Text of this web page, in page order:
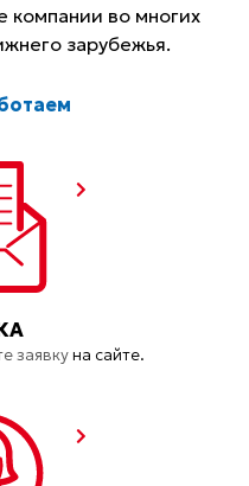
компании во многих
зарубежья.
заявкуна сайте.